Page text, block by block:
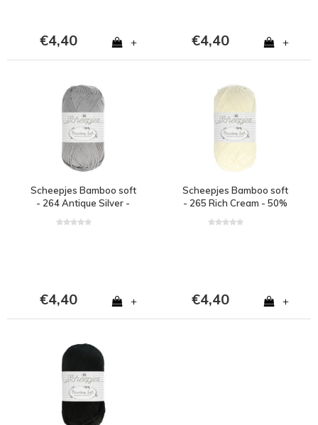
€4,40 + €4,40 +
Scheepjes Bamboo soft
- 264 Antique Silver -
katoen - Grijs
€4,40 +
Scheepjes Bamboo soft
- 265 Rich Cream - 50%
- Wit
€4,40 +